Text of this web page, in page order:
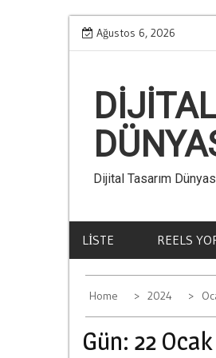
Skip
Ağustos 6, 2026
Kumar Aliskanligi Nasil Olusur
Dijital Tasarım
LISTE REELS
Home 2024
Gün: 22